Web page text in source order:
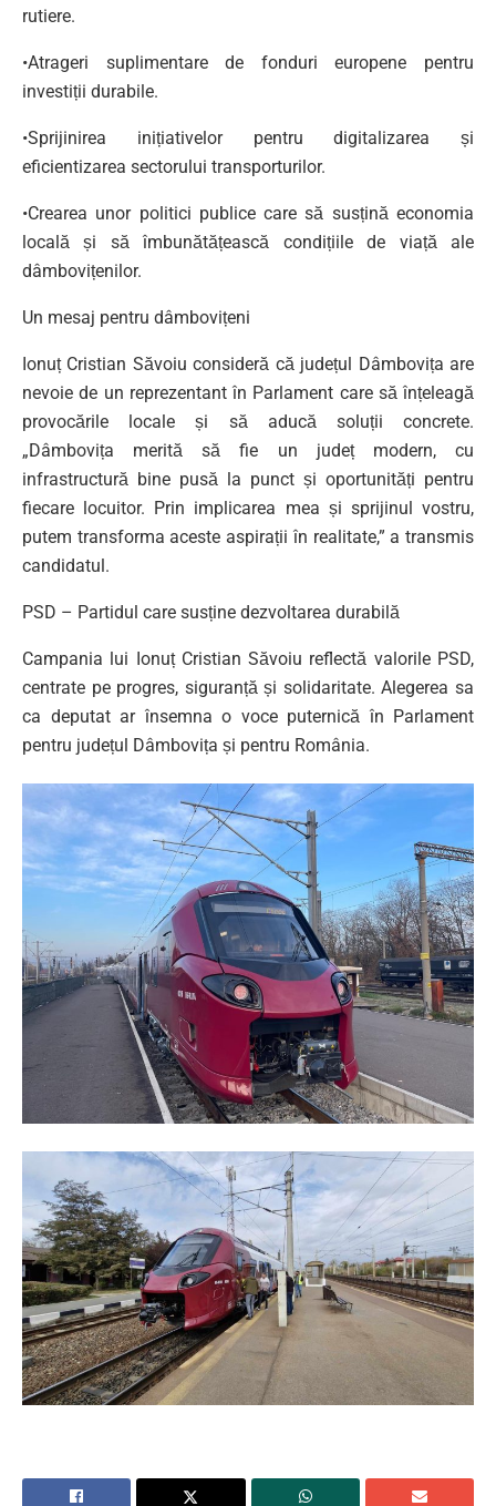
rutiere.
•Atrageri suplimentare de fonduri europene pentru
investiții durabile.
•Sprijinirea inițiativelor pentru digitalizarea și
eficientizarea sectorului transporturilor.
•Crearea unor politici publice care să susțină economia
locală și să îmbunătățească condițiile de viață ale
dâmbovițenilor.
Un mesaj pentru dâmbovițeni
Ionuț Cristian Săvoiu consideră că județul Dâmbovița are
nevoie de un reprezentant în Parlament care să înțeleagă
provocările locale și să aducă soluții concrete.
„Dâmbovița merită să fie un județ modern, cu
infrastructură bine pusă la punct și oportunități pentru
fiecare locuitor. Prin implicarea mea și sprijinul vostru,
putem transforma aceste aspirații în realitate,” a transmis
candidatul.
PSD – Partidul care susține dezvoltarea durabilă
Campania lui Ionuț Cristian Săvoiu reflectă valorile PSD,
centrate pe progres, siguranță și solidaritate. Alegerea sa
ca deputat ar însemna o voce puternică în Parlament
pentru județul Dâmbovița și pentru România.